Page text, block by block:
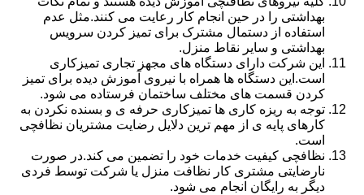
بهداشتی را در حین انجام کار رعایت می کنند.مثل عدم
استفاده از دستمال مشترک برای تمیز کردن سرویس
بهداشتی و سایر نقاط منزل.
این شرکت دارای دستگاه های مجهز تجاری تمیزکاری
است.این دستگاه ها همراه با نیروی آموزش دیده برای تمیز
کردن قسمت های مختلف ساختمان فرستاده می شود.
توجه به ریزه کاری ها تمیزکاری حرفه ی و بسنده نکردن به
کارهای پایه ی از مهم ترین دلایل رضایت مشتریان نظافچی
است.
نظافچی کیفیت خدمات خود را تضمین می کند.در صورت
نارضایتی مشتری کار نظافت منزل یا شرکت توسط فردی
دیگر به رایگان انجام می شود.